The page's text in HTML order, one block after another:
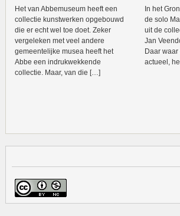
Het van Abbemuseum heeft een
collectie kunstwerken opgebouwd
die er echt wel toe doet. Zeker
vergeleken met veel andere
gemeentelijke musea heeft het
Abbe een indrukwekkende
collectie. Maar, van die […]
In het
de solo
uit de
Jan
Daar waar
actueel,